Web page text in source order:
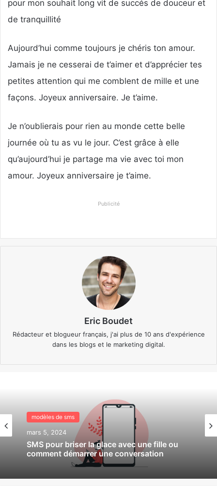
pour mon souhait long vit de succés de douceur et
de tranquillité
Aujourd’hui comme toujours je chéris ton amour.
Jamais je ne cesserai de t’aimer et d’apprécier tes
petites attention qui me comblent de mille et une
façons. Joyeux anniversaire. Je t’aime.
Je n’oublierais pour rien au monde cette belle
journée où tu as vu le jour. C’est grâce à elle
qu’aujourd’hui je partage ma vie avec toi mon
amour. Joyeux anniversaire je t’aime.
Publicité
Eric Boudet
Rédacteur et blogueur français, j'ai plus de 10 ans d'expérience
dans les blogs et le marketing digital.
modèles de sms
mars 5, 2024
février 28, 2024
Sms j’ai rêvé de toi cette nuit